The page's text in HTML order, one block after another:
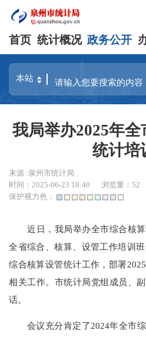
首页 统计概况 政务公开
我局举办2025年
统计培
来源 :泉州市统计局
时间：2025-06-23 18:40
浏览量：52
保护视力色：
近日， 我局举办全市综合核
全省综合、核算、设管工作培训
综合核算设管统计工作，部署2025
相关工作。 市统计局党组成员、
话。
会议充分肯定了2024年全市